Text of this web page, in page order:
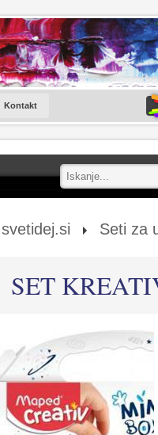
Kontakt
svetidej.si Seti za
SET